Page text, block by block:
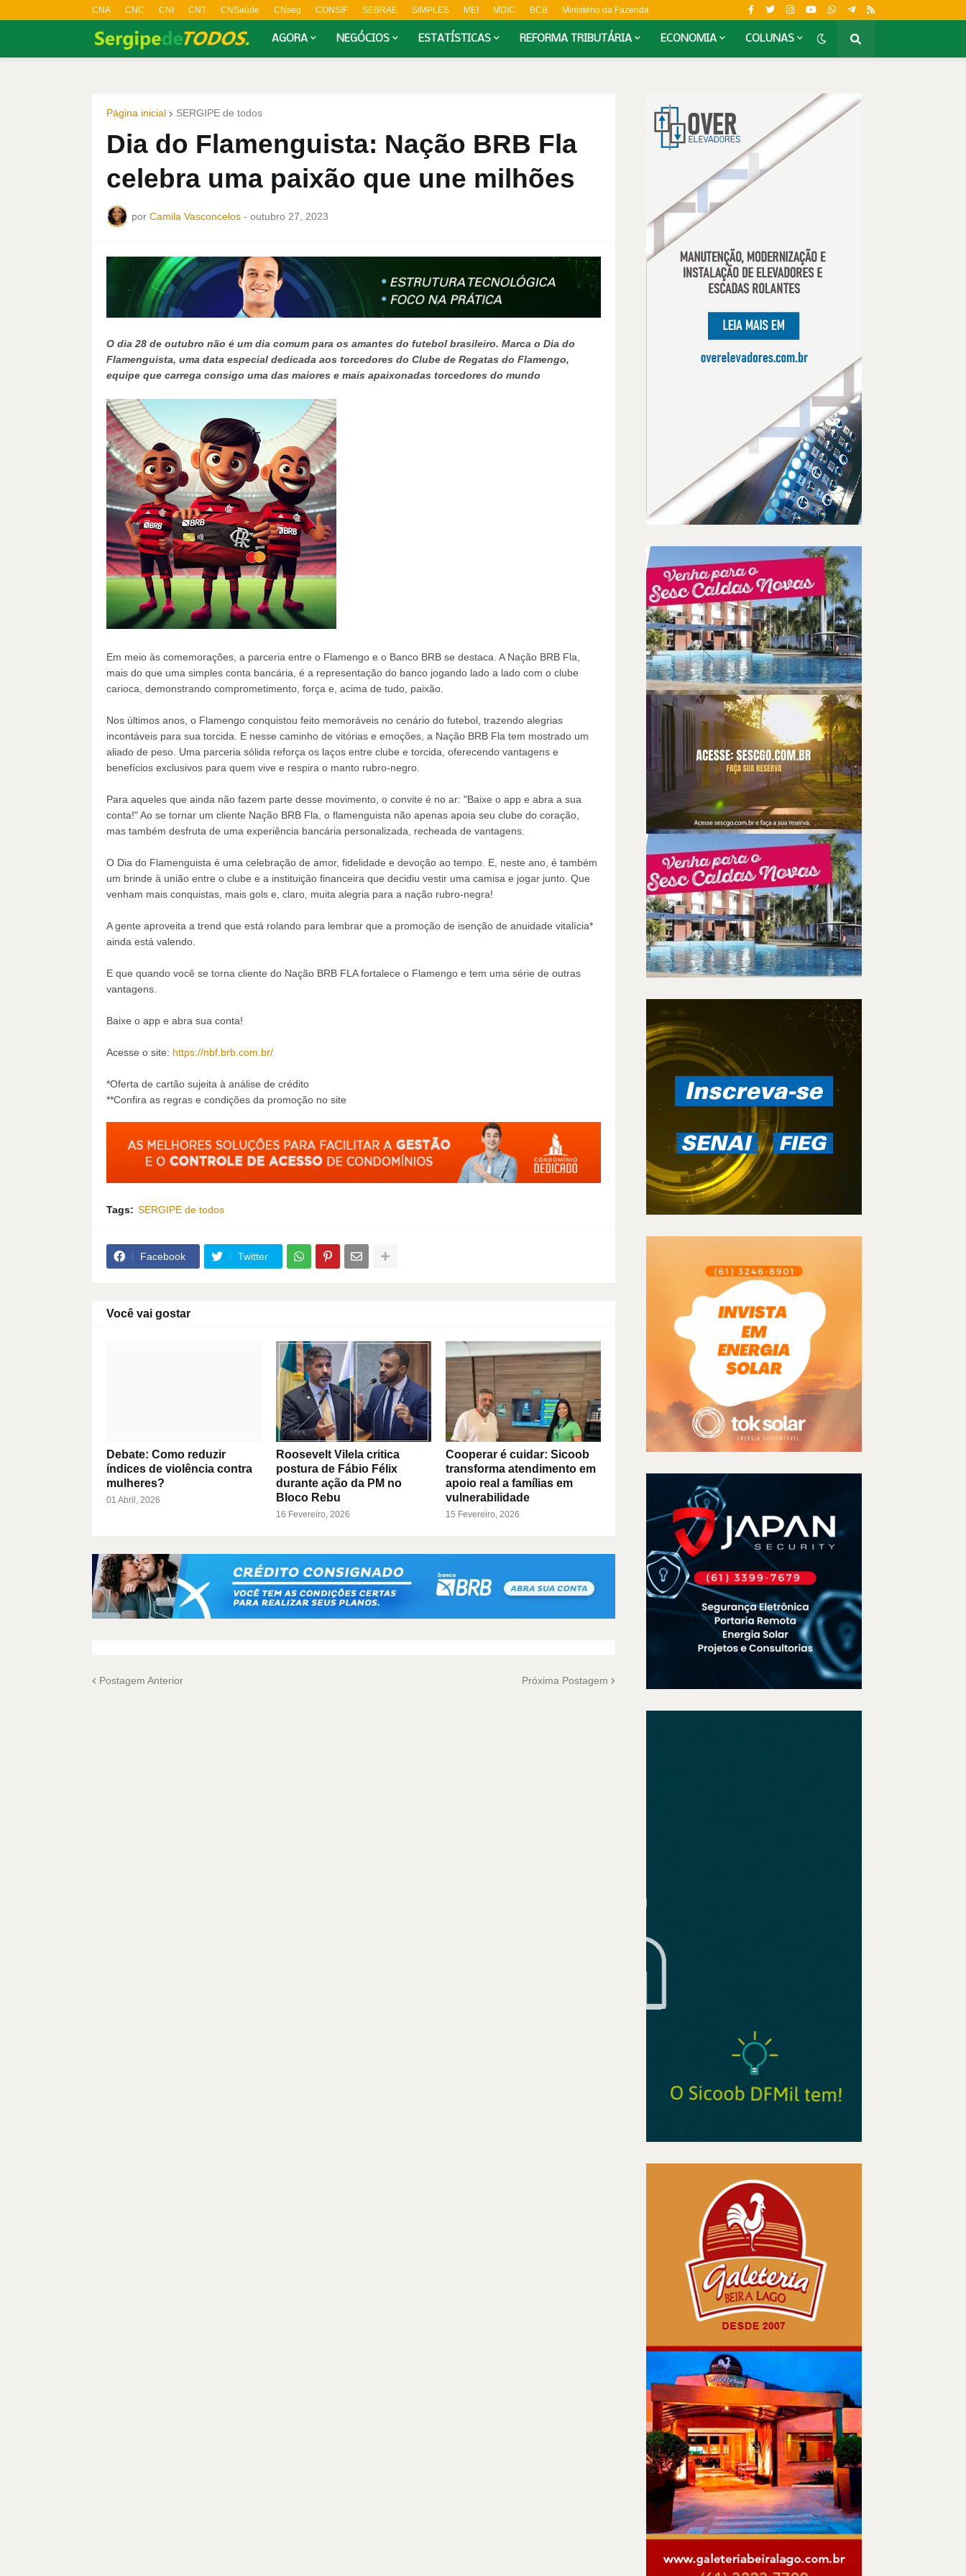
CNA CNC CNI CNT CNSaúde CNseg CONSIF SEBRAE SIMPLES MEI MDIC BCB Ministério da Fazenda
AGORA NEGÓCIOS ESTATÍSTICAS REFORMA TRIBUTÁRIA ECONOMIA COLUNAS
Página inicial SERGIPE de todos
Dia do Flamenguista: Nação BRB Fla
celebra uma paixão que une milhões
por Camila Vasconcelos - outubro 27, 2023
O dia 28 de outubro não é um dia comum para os amantes do futebol brasileiro. Marca o Dia do
Flamenguista, uma data especial dedicada aos torcedores do Clube de Regatas do Flamengo,
equipe que carrega consigo uma das maiores e mais apaixonadas torcedores do mundo
Em meio às comemorações, a parceria entre o Flamengo e o Banco BRB se destaca. A Nação BRB Fla,
mais do que uma simples conta bancária, é a representação do banco jogando lado a lado com o clube
carioca, demonstrando comprometimento, força e, acima de tudo, paixão.
Nos últimos anos, o Flamengo conquistou feito memoráveis no cenário do futebol, trazendo alegrias
incontáveis para sua torcida. E nesse caminho de vitórias e emoções, a Nação BRB Fla tem mostrado um
aliado de peso. Uma parceria sólida reforça os laços entre clube e torcida, oferecendo vantagens e
benefícios exclusivos para quem vive e respira o manto rubro-negro.
Para aqueles que ainda não fazem parte desse movimento, o convite é no ar: "Baixe o app e abra a sua
conta!" Ao se tornar um cliente Nação BRB Fla, o flamenguista não apenas apoia seu clube do coração,
mas também desfruta de uma experiência bancária personalizada, recheada de vantagens.
O Dia do Flamenguista é uma celebração de amor, fidelidade e devoção ao tempo. E, neste ano, é também
um brinde à união entre o clube e a instituição financeira que decidiu vestir uma camisa e jogar junto. Que
venham mais conquistas, mais gols e, claro, muita alegria para a nação rubro-negra!
A gente aproveita a trend que está rolando para lembrar que a promoção de isenção de anuidade vitalícia*
ainda está valendo.
E que quando você se torna cliente do Nação BRB FLA fortalece o Flamengo e tem uma série de outras
vantagens.
Baixe o app e abra sua conta!
Acesse o site: https://nbf.brb.com.br/
*Oferta de cartão sujeita à análise de crédito
**Confira as regras e condições da promoção no site
Tags: SERGIPE de todos
Facebook Twitter
Você vai gostar
Debate: Como reduzir
índices de violência contra
mulheres?
01 Abril, 2026
Roosevelt Vilela critica
postura de Fábio Félix
durante ação da PM no
Bloco Rebu
16 Fevereiro, 2026
Cooperar é cuidar: Sicoob
transforma atendimento em
apoio real a famílias em
vulnerabilidade
15 Fevereiro, 2026
Postagem Anterior Próxima Postagem